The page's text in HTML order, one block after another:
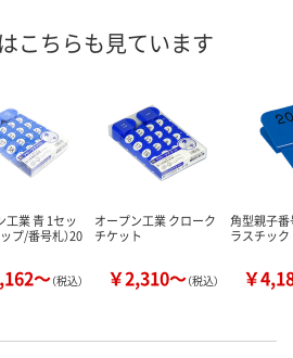
こちらも見ています
工業 青 1セッ
ップ/番号札）20
～（税込）
オープン工業 クローク
チケット
￥2,310～（税込）
角型親子
ラスチック
￥